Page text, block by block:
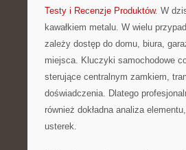
Testy i Recenzje Produktów. W
kawałkiem metalu. W wielu
zależy dostęp do domu, biura,
miejsca. Kluczyki samochodowe
sterujące centralnym zamkiem,
doświadczenia. Dlatego
również dokładna analiza
usterek.